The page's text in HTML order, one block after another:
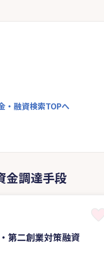
・融資検索TOPへ
金調達手段
第二創業対策融資